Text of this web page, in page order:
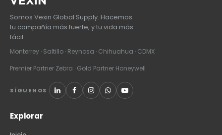
Somos Vexin Global Supply. Hacemos
tu compañía más fuerte, y tu vida más
fácil.
Monterrey · Saltillo · Reynosa · Chihuahua · CDMX
Premier Partner Zebra · Gold Partner Honeywell
SÍGUENOS
Explorar